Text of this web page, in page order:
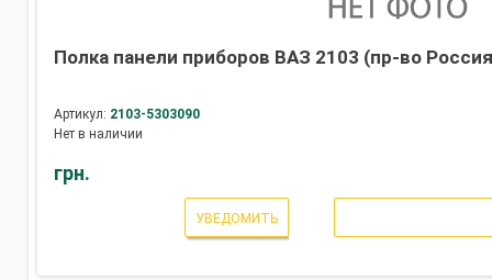
Полка панели приборов ВАЗ 2103 (пр-во
Артикул: 2103-5303090
Нет в наличии
грн.
УВЕДОМИТЬ